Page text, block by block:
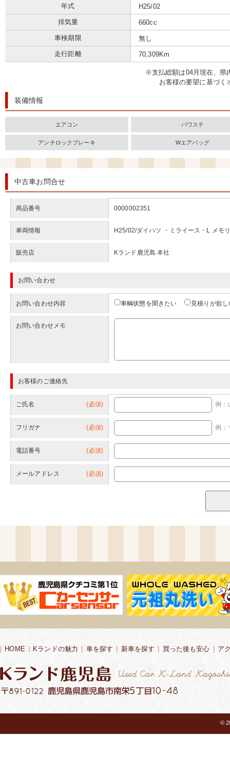
年式
H25/02
排気量
660cc
車検期限
無し
走行距離
70,309Km
※⽀払総額は04⽉現在、県
お客様の要望に基づく
装備情報
エアコン パワステ
アンチロックブレーキ Wエアバッグ
中古車お問合せ
商品番号 0000002351
車両情報 H25/02/ダイハツ ・ミライース・L メモ
販売店 Kランド鹿児島 本社
お問い合わせ
お問い合わせ内容 車輌状態を聞きたい 見積りが欲し
お問い合わせメモ
お客様のご連絡先
ご氏名 (必須) 例
フリガナ (必須) 例
電話番号 (必須)
メールアドレス (必須)
HOME Kランドの魅力 車を探す 新車を探す 買った後も安心 ア
©